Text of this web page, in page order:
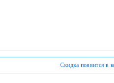
Скидка появится в